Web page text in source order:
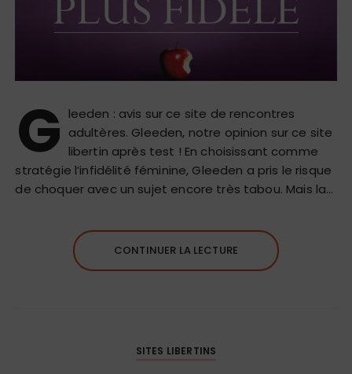
G leeden : avis sur ce site de rencontres
adultères. Gleeden, notre opinion sur ce site
libertin après test ! En choisissant comme
stratégie l’infidélité féminine, Gleeden a pris le risque
de choquer avec un sujet encore très tabou. Mais la…
CONTINUER LA LECTURE
SITES LIBERTINS